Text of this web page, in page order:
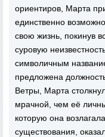
ориентиров, Марта
единственно
свою жизнь, покинув
суровую
символичным
предложена
Ветры, Марта
мрачной, чем её
которую она
существования,